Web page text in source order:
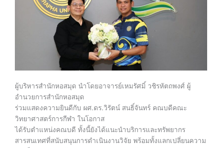
ผู้บริหารสำนักหอสมุด นำโดยอาจารย์เหมรัศมิ์ วชิรหัตถพงศ์ ผู้
อำนวยการสำนักหอสมุด
ร่วมแสดงความยินดีกับ ผศ.ดร.วิรัตน์ สนธิ์จันทร์ คณบดีคณะ
วิทยาศาสตร์การกีฬา ในโอกาส
ได้รับตำแหน่งคณบดี ทั้งนี้ยังได้แนะนำบริการและทรัพยากร
สารสนเทศที่สนับสนุนการดำเนินงานวิจัย พร้อมทั้งแลกเปลี่ยนความ